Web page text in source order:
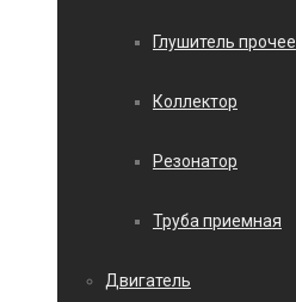
Глушитель прочее
Коллектор
Резонатор
Труба приемная
Двигатель